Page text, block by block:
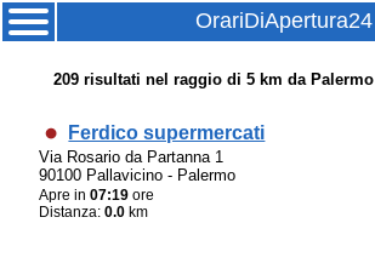
OrariDiApertura24
209risultati nel raggio di 5 km da Palermo
Ferdico supermercati
Via Rosario da Partanna 1
90100 Pallavicino - Palermo
Apre in07:19 ore
Distanza:0.0 km